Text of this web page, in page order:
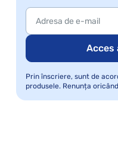
Acces
Prin înscriere, sunt de
produsele. Renunța